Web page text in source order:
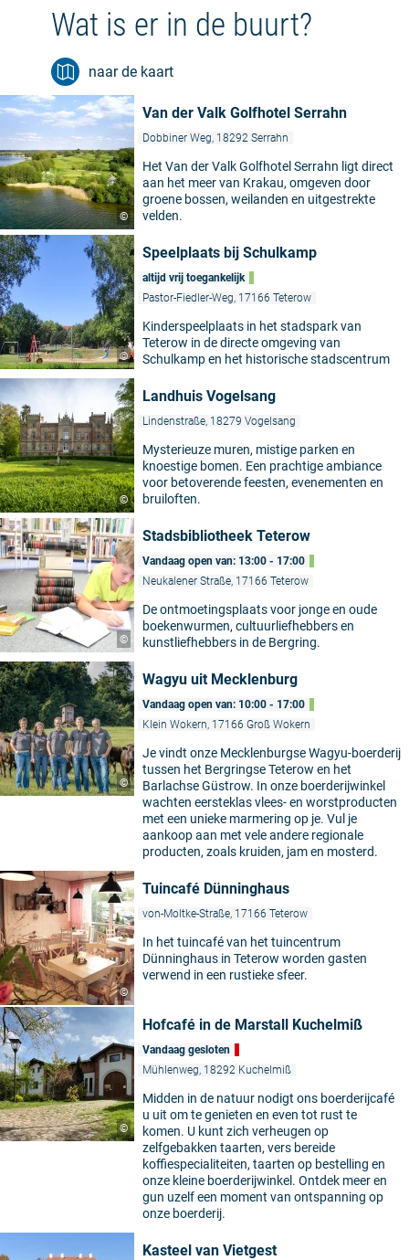
Wat is er in de buurt?
naar de kaart
©
Van der Valk Golfhotel Serrahn
Dobbiner Weg, 18292 Serrahn
Het Van der Valk Golfhotel Serrahn ligt direct
aan het meer van Krakau, omgeven door
groene bossen, weilanden en uitgestrekte
velden.
©
Speelplaats bij Schulkamp
altijd vrij toegankelijk
Pastor-Fiedler-Weg, 17166 Teterow
Kinderspeelplaats in het stadspark van
Teterow in de directe omgeving van
Schulkamp en het historische stadscentrum
©
Landhuis Vogelsang
Lindenstraße, 18279 Vogelsang
Mysterieuze muren, mistige parken en
knoestige bomen. Een prachtige ambiance
voor betoverende feesten, evenementen en
bruiloften.
©
Stadsbibliotheek Teterow
Vandaag open van: 13:00 - 17:00
Neukalener Straße, 17166 Teterow
De ontmoetingsplaats voor jonge en oude
boekenwurmen, cultuurliefhebbers en
kunstliefhebbers in de Bergring.
©
Wagyu uit Mecklenburg
Vandaag open van: 10:00 - 17:00
Klein Wokern, 17166 Groß Wokern
Je vindt onze Mecklenburgse Wagyu-boerderij
tussen het Bergringse Teterow en het
Barlachse Güstrow. In onze boerderijwinkel
wachten eersteklas vlees- en worstproducten
met een unieke marmering op je. Vul je
aankoop aan met vele andere regionale
producten, zoals kruiden, jam en mosterd.
©
Tuincafé Dünninghaus
von-Moltke-Straße, 17166 Teterow
In het tuincafé van het tuincentrum
Dünninghaus in Teterow worden gasten
verwend in een rustieke sfeer.
©
Hofcafé in de Marstall Kuchelmiß
Vandaag gesloten
Mühlenweg, 18292 Kuchelmiß
Midden in de natuur nodigt ons boerderijcafé
u uit om te genieten en even tot rust te
komen. U kunt zich verheugen op
zelfgebakken taarten, vers bereide
koffiespecialiteiten, taarten op bestelling en
onze kleine boerderijwinkel. Ontdek meer en
gun uzelf een moment van ontspanning op
onze boerderij.
Kasteel van Vietgest